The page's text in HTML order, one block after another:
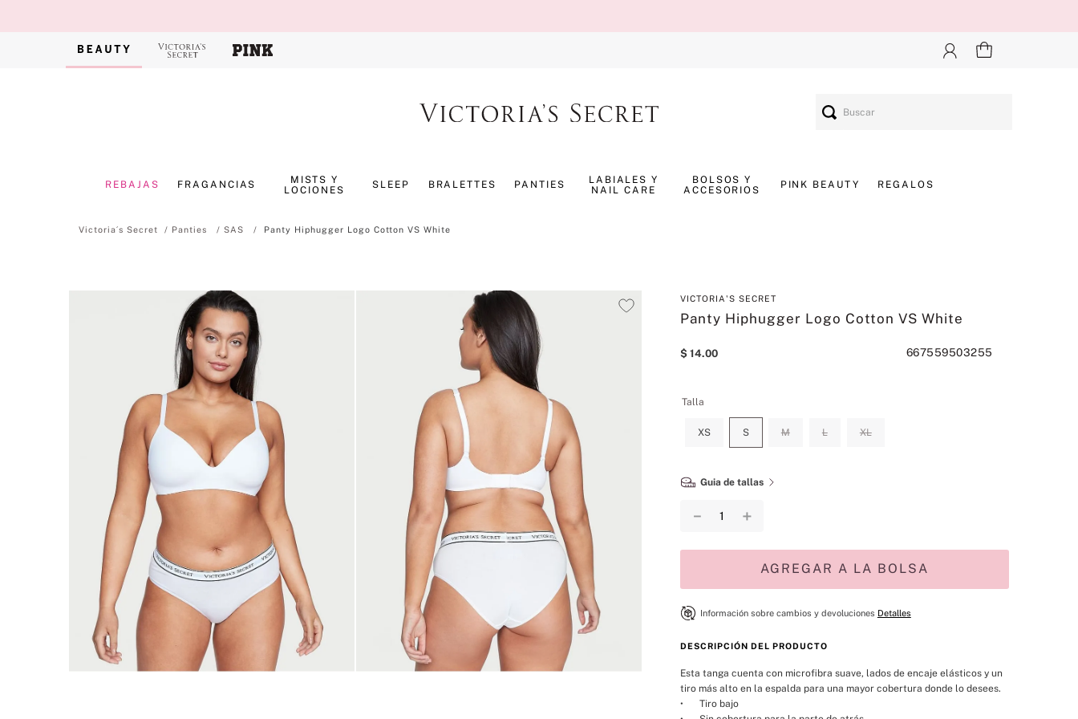
REBAJAS FRAGANCIAS
MISTS Y
LOCIONES
SLEEP BRALETTES PANTIES
LABIALES Y
NAIL CARE
BOLSOS Y
ACCESORIOS
PINK BEAUTY REGALOS
Panties SAS Panty Hiphugger Logo Cotton VS White
VICTORIA'S SECRET
Panty Hiphugger Logo Cotton VS White
$ 14.00 667559503255
Talla
XS S M L XL
Guia de tallas
＋
－
AGREGAR A LA BOLSA
Información sobre cambios y devoluciones Detalles
DESCRIPCIÓN DEL PRODUCTO
Esta tanga cuenta con microfibra suave, lados de encaje elásticos y un
tiro más alto en la espalda para una mayor cobertura donde lo desees.
•	Tiro bajo
perfumes
mist
8.
bare vanilla
coconut